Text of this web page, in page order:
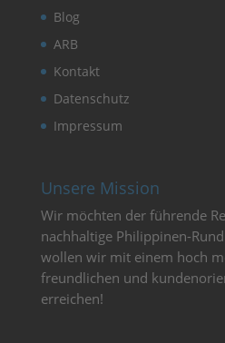
Blog
ARB
Kontakt
Datenschutz
Impressum
Unsere Mission
Wir möchten der führende
nachhaltige Philippinen-
wollen wir mit einem hoch
freundlichen und
erreichen!